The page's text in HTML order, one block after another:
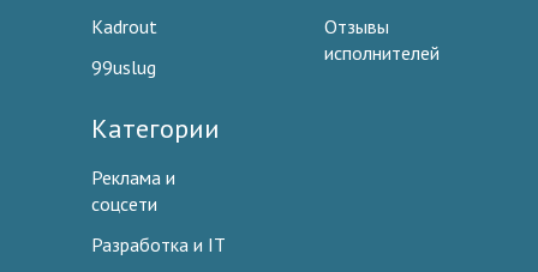
Kadrout
99uslug
Отзывы
исполнителей
Категории
Реклама и
соцсети
Разработка и IT